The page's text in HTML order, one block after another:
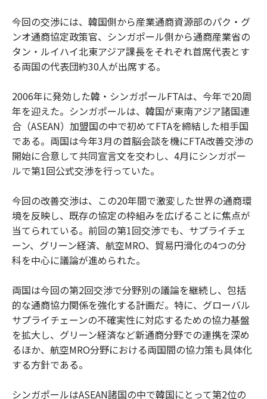
今回の交渉には、韓国側から産業通商資源部のパク・グ
ンオ通商協定政策官、シンガポール側から通商産業省の
タン・ルイハイ北東アジア課長をそれぞれ首席代表とす
る両国の代表団約30人が出席する。
2006年に発効した韓・シンガポールFTAは、今年で20周
年を迎えた。シンガポールは、韓国が東南アジア諸国連
合（ASEAN）加盟国の中で初めてFTAを締結した相手国
である。両国は今年3月の首脳会談を機にFTA改善交渉の
開始に合意して共同宣言文を交わし、4月にシンガポー
ルで第1回公式交渉を行っていた。
今回の改善交渉は、この20年間で激変した世界の通商環
境を反映し、既存の協定の枠組みを広げることに焦点が
当てられている。前回の第1回交渉でも、サプライチェ
ーン、グリーン経済、航空MRO、貿易円滑化の4つの分
科を中心に議論が進められた。
両国は今回の第2回交渉で分野別の議論を継続し、包括
的な通商協力関係を強化する計画だ。特に、グローバル
サプライチェーンの不確実性に対応するための協力基盤
を拡大し、グリーン経済など新通商分野での連携を深め
るほか、航空MRO分野における両国間の協力策も具体化
する方針である。
シンガポールはASEAN諸国の中で韓国にとって第2位の